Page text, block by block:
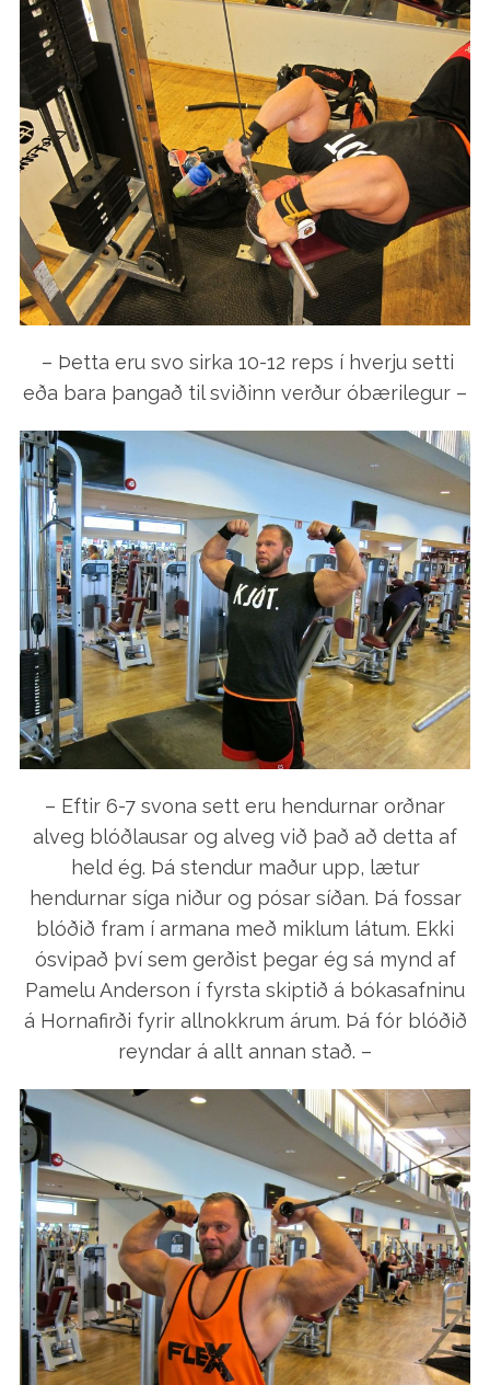
– Þetta eru svo sirka 10-12 reps í hverju setti
eða bara þangað til sviðinn verður óbærilegur –
– Eftir 6-7 svona sett eru hendurnar orðnar
alveg blóðlausar og alveg við það að detta af
held ég. Þá stendur maður upp, lætur
hendurnar síga niður og pósar síðan. Þá fossar
blóðið fram í armana með miklum látum. Ekki
ósvipað því sem gerðist þegar ég sá mynd af
Pamelu Anderson í fyrsta skiptið á bókasafninu
á Hornafirði fyrir allnokkrum árum. Þá fór blóðið
reyndar á allt annan stað. –
S
e
a
r